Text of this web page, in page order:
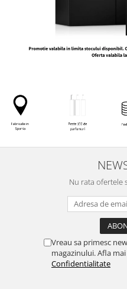
Nu rata ofertele
Vreau sa primesc
magazinului. Afla
Confidentialitate